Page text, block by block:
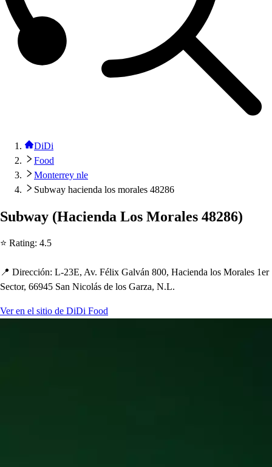
DiDi
Food
Monterrey nle
Subway hacienda los morales 48286
Subway (Hacienda Los Morales 48286)
⭐ Rating: 4.5
📍 Dirección: L-23E, Av. Félix Galván 800, Hacienda los Morales 1er
Sector, 66945 San Nicolás de los Garza, N.L.
Ver en el sitio de DiDi Food